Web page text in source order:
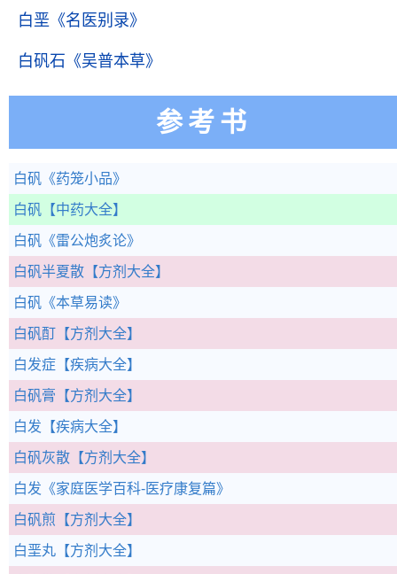
白垩 《名医别录》
白矾石 《吴普本草》
参考书
白矾 《药笼小品》
白矾 【中药大全】
白矾 《雷公炮炙论》
白矾半夏散 【方剂大全】
白矾 《本草易读》
白矾酊 【方剂大全】
白发症 【疾病大全】
白矾膏 【方剂大全】
白发 【疾病大全】
白矾灰散 【方剂大全】
白发 《家庭医学百科-医疗康复篇》
白矾煎 【方剂大全】
白垩丸 【方剂大全】